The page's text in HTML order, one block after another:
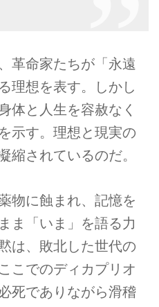
革命家たちが「永遠
理想を表す。しかし
体と人生を容赦なく
示す。理想と現実の
縮されているのだ。
物に蝕まれ、記憶を
ま「いま」を語る力
は、敗北した世代の
こでのディカプリオ
死でありながら滑稽